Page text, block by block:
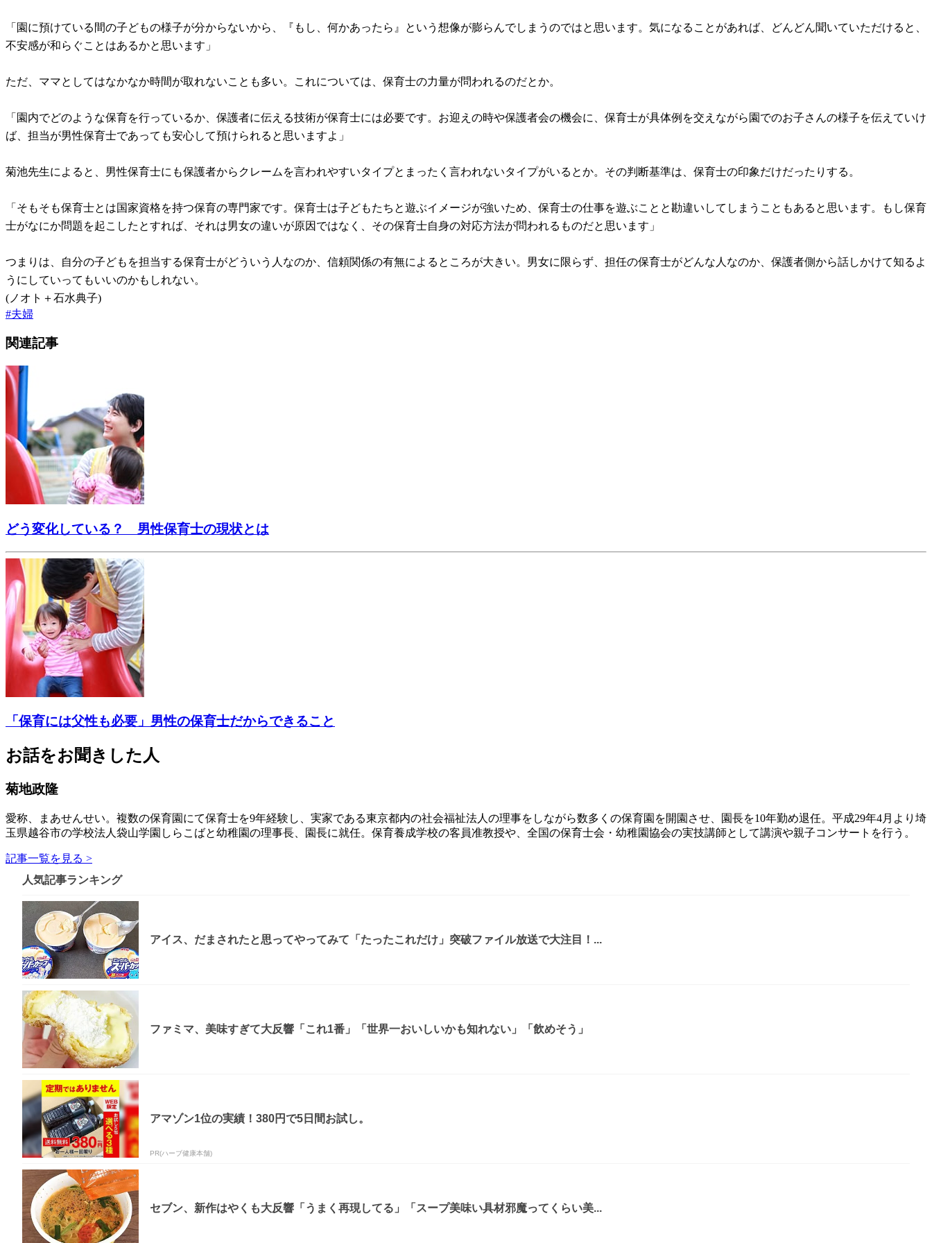
「園に預けている間の子どもの様子が分からないから、『もし、何かあったら』という想像が膨らんでしまうのではと思います。気になることがあれば、どんどん聞いていただけると、
不安感が和らぐことはあるかと思います」
ただ、ママとしてはなかなか時間が取れないことも多い。これについては、保育士の力量が問われるのだとか。
「園内でどのような保育を行っているか、保護者に伝える技術が保育士には必要です。お迎えの時や保護者会の機会に、保育士が具体例を交えながら園でのお子さんの様子を伝えていけ
ば、担当が男性保育士であっても安心して預けられると思いますよ」
菊池先生によると、男性保育士にも保護者からクレームを言われやすいタイプとまったく言われないタイプがいるとか。その判断基準は、保育士の印象だけだったりする。
「そもそも保育士とは国家資格を持つ保育の専門家です。保育士は子どもたちと遊ぶイメージが強いため、保育士の仕事を遊ぶことと勘違いしてしまうこともあると思います。もし保育
士がなにか問題を起こしたとすれば、それは男女の違いが原因ではなく、その保育士自身の対応方法が問われるものだと思います」
つまりは、自分の子どもを担当する保育士がどういう人なのか、信頼関係の有無によるところが大きい。男女に限らず、担任の保育士がどんな人なのか、保護者側から話しかけて知るよ
うにしていってもいいのかもしれない。
(ノオト＋石水典子)
#夫婦
関連記事
どう変化している？ 男性保育士の現状とは
「保育には父性も必要」男性の保育士だからできること
お話をお聞きした人
菊地政隆
愛称、まあせんせい。複数の保育園にて保育士を9年経験し、実家である東京都内の社会福祉法人の理事をしながら数多くの保育園を開園させ、園長を10年勤め退任。平成29年4月より埼
玉県越谷市の学校法人袋山学園しらこばと幼稚園の理事長、園長に就任。保育養成学校の客員准教授や、全国の保育士会・幼稚園協会の実技講師として講演や親子コンサートを行う。
記事一覧を見る >
人気記事ランキング
アイス、だまされたと思ってやってみて「たったこれだけ」突破ファイル放送で大注目！...
ファミマ、美味すぎて大反響「これ1番」「世界一おいしいかも知れない」「飲めそう」
アマゾン1位の実績！380円で5日間お試し。
PR(ハーブ健康本舗)
セブン、新作はやくも大反響「うまく再現してる」「スープ美味い具材邪魔ってくらい美...